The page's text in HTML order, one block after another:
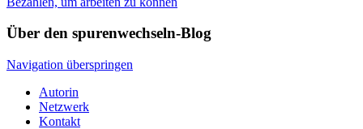
Über den spurenwechseln-Blog
Navigation überspringen
Autorin
Netzwerk
Kontakt